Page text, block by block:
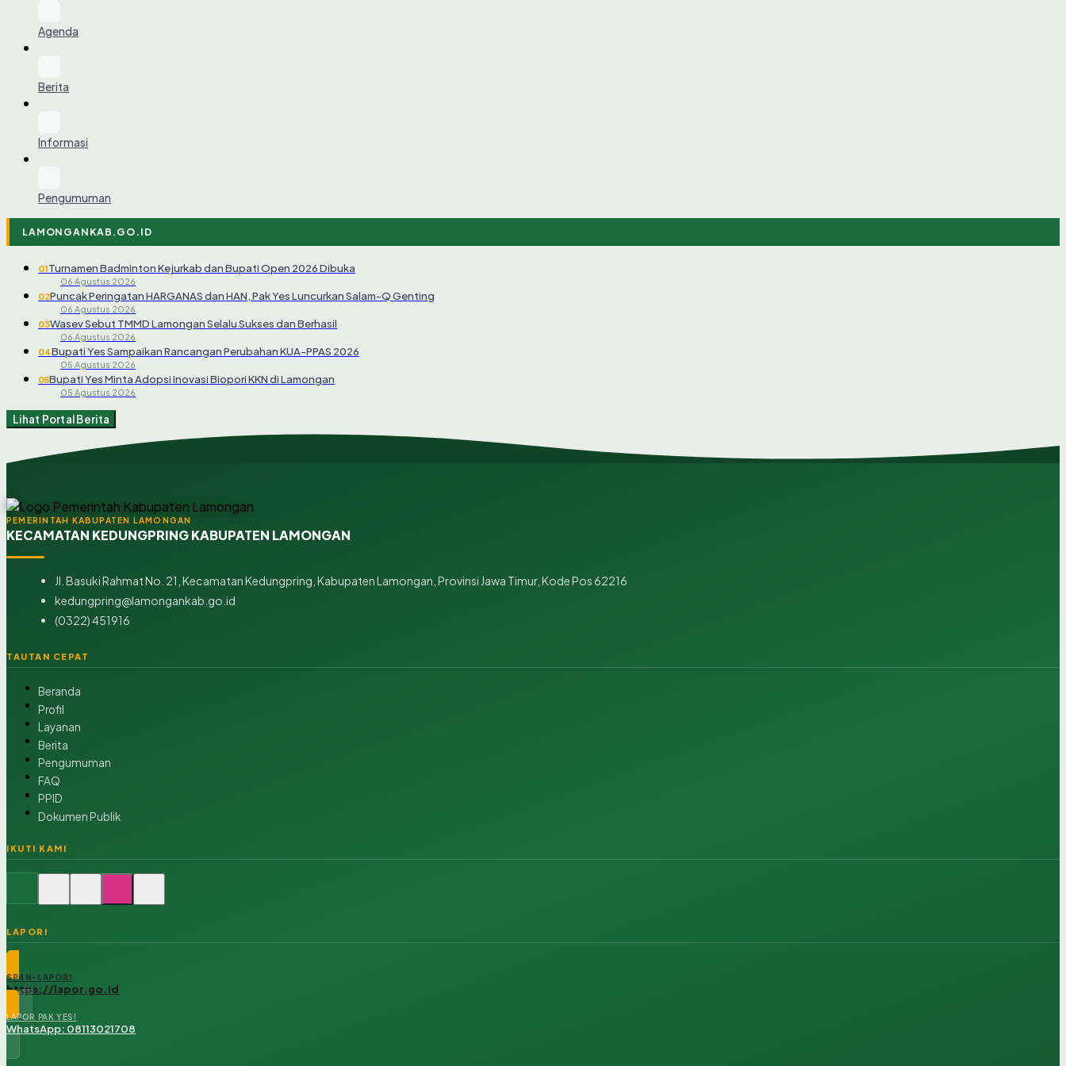
Agenda
Berita
Informasi
Pengumuman
LAMONGANKAB.GO.ID
01Turnamen Badminton Kejurkab dan Bupati Open 2026 Dibuka
06 Agustus 2026
02Puncak Peringatan HARGANAS dan HAN, Pak Yes Luncurkan Salam-Q Genting
06 Agustus 2026
03Wasev Sebut TMMD Lamongan Selalu Sukses dan Berhasil
06 Agustus 2026
04Bupati Yes Sampaikan Rancangan Perubahan KUA-PPAS 2026
05 Agustus 2026
05Bupati Yes Minta Adopsi Inovasi Biopori KKN di Lamongan
05 Agustus 2026
Lihat Portal Berita
PEMERINTAH KABUPATEN LAMONGAN
KECAMATAN KEDUNGPRING KABUPATEN LAMONGAN
Jl. Basuki Rahmat No. 21, Kecamatan Kedungpring, Kabupaten Lamongan, Provinsi Jawa Timur, Kode Pos 62216
kedungpring@lamongankab.go.id
(0322) 451916
TAUTAN CEPAT
Beranda
Profil
Layanan
Berita
Pengumuman
FAQ
PPID
Dokumen Publik
IKUTI KAMI
LAPOR!
SP4N-LAPOR!
https://lapor.go.id
LAPOR PAK YES!
WhatsApp: 08113021708